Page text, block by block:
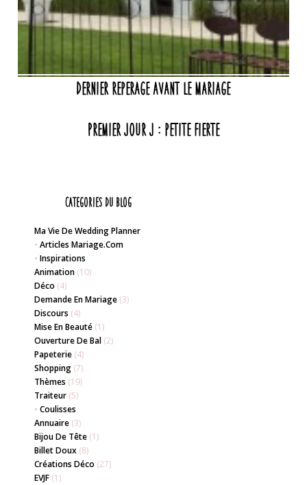
Dernier reperage avant le mariage
Premier jour j : petite fierte
Categories du blog
Ma Vie De Wedding Planner
• Articles Mariage.com
• Inspirations
Animation(10)
Déco (4)
Demande En Mariage(3)
Discours (4)
Mise En Beauté(1)
Ouverture De Bal(2)
Papeterie(4)
Shopping(7)
Thèmes (19)
Traiteur(5)
• Coulisses
Annuaire(3)
Bijou De Tête(1)
Billet Doux(8)
Créations Déco (27)
EVJF(1)